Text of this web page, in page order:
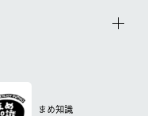
まめ知識